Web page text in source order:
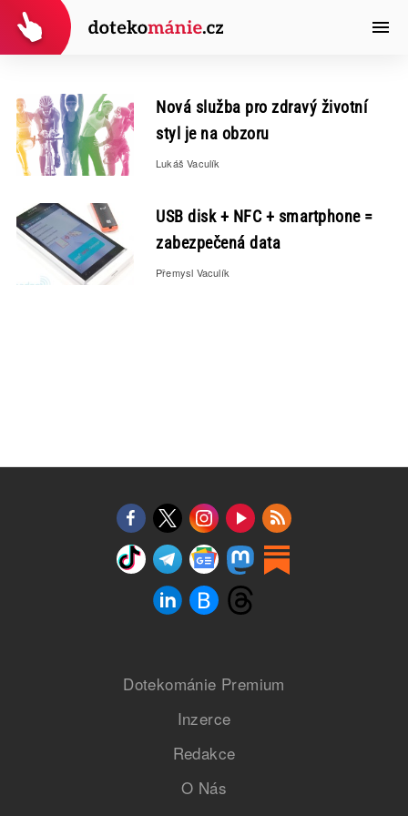
Nová služba pro zdravý životní
styl je na obzoru
Lukáš Vaculík
USB disk + NFC + smartphone =
zabezpečená data
Přemysl Vaculík
Dotekománie Premium
Inzerce
Redakce
O Nás